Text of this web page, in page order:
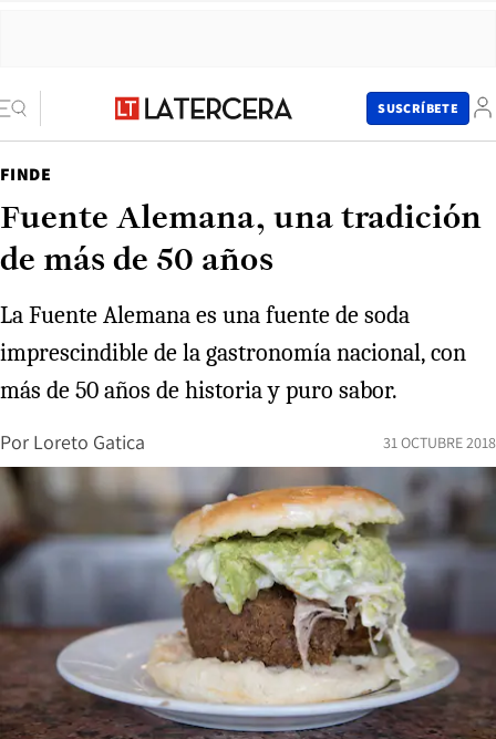
SUSCRÍBETE
FINDE
Fuente Alemana, una tradición
de más de 50 años
La Fuente Alemana es una fuente de soda
imprescindible de la gastronomía nacional, con
más de 50 años de historia y puro sabor.
Por Loreto Gatica 31 OCTUBRE 2018